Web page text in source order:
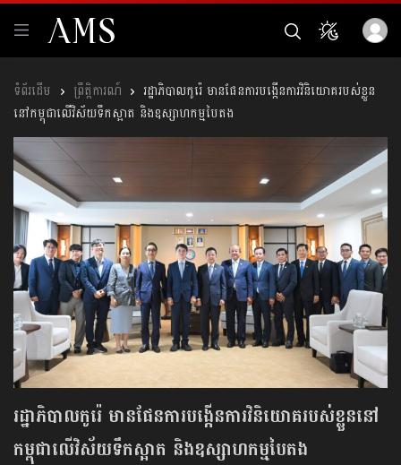
ព្រឹត្តិការណ៍
រដ្ឋាភិបាលកូរ៉េ មានផែនការបង្កើនការវិនិយោគរបស់ខ្លួន
នៅកម្ពុជាលើវិស័យទឹកស្អាត និងឧស្សាហកម្មបៃតង
រដ្ឋាភិបាលកូរ៉េ មានផែនការបង្កើនការវិនិយោគរបស់ខ្លួននៅ
កម្ពុជាលើវិស័យទឹកស្អាត និងឧស្សាហកម្មបៃតង